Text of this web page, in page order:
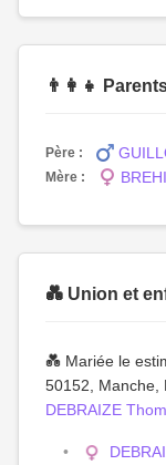
👨‍👩‍👧
Père :
Mère :
💑 Union et
💑 Mariée le
50152, Manche,
DEBRAIZE